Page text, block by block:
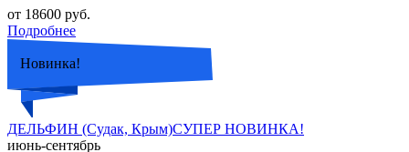
от 18600 руб.
Подробнее
Новинка!
ДЕЛЬФИН (Судак, Крым)СУПЕР НОВИНКА!
июнь-сентябрь